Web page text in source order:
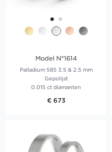
Model N°1614
Palladium 585 3.5 & 2.5 mm
Gepolijst
0.015 ct diamanten
€ 673